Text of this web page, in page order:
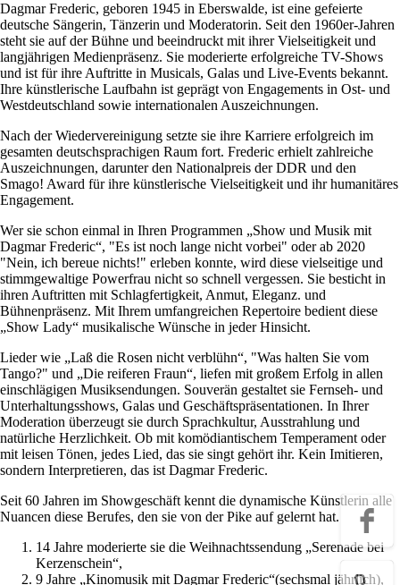
Dagmar Frederic, geboren 1945 in Eberswalde, ist eine gefeierte
deutsche Sängerin, Tänzerin und Moderatorin. Seit den 1960er-Jahren
steht sie auf der Bühne und beeindruckt mit ihrer Vielseitigkeit und
langjährigen Medienpräsenz. Sie moderierte erfolgreiche TV-Shows
und ist für ihre Auftritte in Musicals, Galas und Live-Events bekannt.
Ihre künstlerische Laufbahn ist geprägt von Engagements in Ost- und
Westdeutschland sowie internationalen Auszeichnungen.
Nach der Wiedervereinigung setzte sie ihre Karriere erfolgreich im
gesamten deutschsprachigen Raum fort. Frederic erhielt zahlreiche
Auszeichnungen, darunter den Nationalpreis der DDR und den
Smago! Award für ihre künstlerische Vielseitigkeit und ihr humanitäres
Engagement.
Wer sie schon einmal in Ihren Programmen „Show und Musik mit
Dagmar Frederic“, "Es ist noch lange nicht vorbei" oder ab 2020
"Nein, ich bereue nichts!" erleben konnte, wird diese vielseitige und
stimmgewaltige Powerfrau nicht so schnell vergessen. Sie besticht in
ihren Auftritten mit Schlagfertigkeit, Anmut, Eleganz. und
Bühnenpräsenz. Mit Ihrem umfangreichen Repertoire bedient diese
„Show Lady“ musikalische Wünsche in jeder Hinsicht.
Lieder wie „Laß die Rosen nicht verblühn“, "Was halten Sie vom
Tango?" und „Die reiferen Fraun“, liefen mit großem Erfolg in allen
einschlägigen Musiksendungen. Souverän gestaltet sie Fernseh- und
Unterhaltungsshows, Galas und Geschäftspräsentationen. In Ihrer
Moderation überzeugt sie durch Sprachkultur, Ausstrahlung und
natürliche Herzlichkeit. Ob mit komödiantischem Temperament oder
mit leisen Tönen, jedes Lied, das sie singt gehört ihr. Kein Imitieren,
sondern Interpretieren, das ist Dagmar Frederic.
Seit 60 Jahren im Showgeschäft kennt die dynamische Künstlerin alle
Nuancen diese Berufes, den sie von der Pike auf gelernt hat.
14 Jahre moderierte sie die Weihnachtssendung „Serenade bei
Kerzenschein“,
9 Jahre „Kinomusik mit Dagmar Frederic“(sechsmal jährlich),